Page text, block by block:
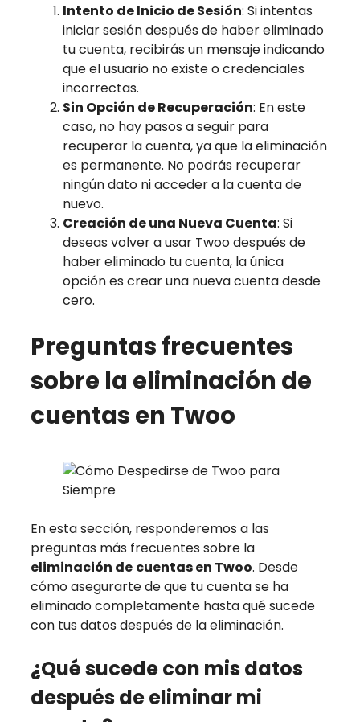
Intento de Inicio de Sesión: Si intentas
iniciar sesión después de haber eliminado
tu cuenta, recibirás un mensaje indicando
que el usuario no existe o credenciales
incorrectas.
Sin Opción de Recuperación: En este
caso, no hay pasos a seguir para
recuperar la cuenta, ya que la eliminación
es permanente. No podrás recuperar
ningún dato ni acceder a la cuenta de
nuevo.
Creación de una Nueva Cuenta: Si
deseas volver a usar Twoo después de
haber eliminado tu cuenta, la única
opción es crear una nueva cuenta desde
cero.
Preguntas frecuentes
sobre la eliminación de
cuentas en Twoo
En esta sección, responderemos a las
preguntas más frecuentes sobre la
eliminación de cuentas en Twoo. Desde
cómo asegurarte de que tu cuenta se ha
eliminado completamente hasta qué sucede
con tus datos después de la eliminación.
¿Qué sucede con mis datos
después de eliminar mi